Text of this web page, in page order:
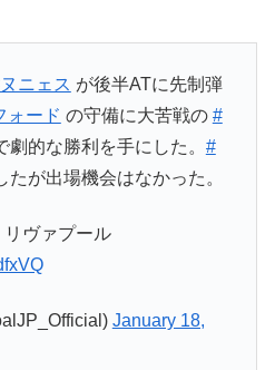
ニェス が後半ATに先制弾
ォード の守備に大苦戦の #
的な勝利を手にした。 #
たが出場機会はなかった。
ヴァプール
January 18,